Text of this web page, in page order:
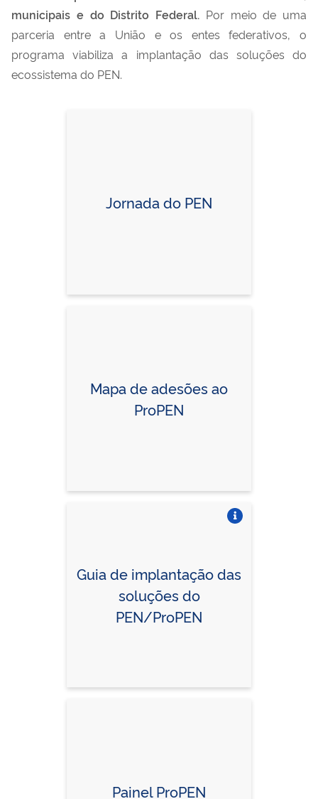
municipais e do Distrito Federal. Por meio de uma
parceria entre a União e os entes federativos, o
programa viabiliza a implantação das soluções do
ecossistema do PEN.
Jornada do PEN
Mapa de adesões ao
ProPEN
Guia de implantação das
soluções do
PEN/ProPEN
Painel ProPEN